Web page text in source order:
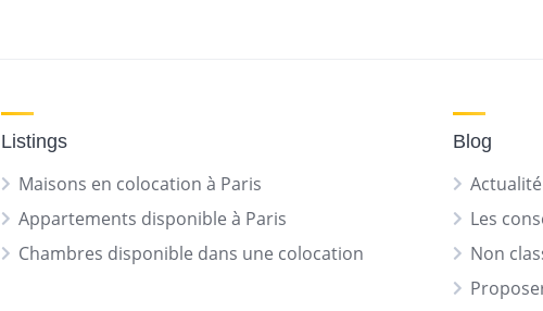
Listings
Maisons en colocation à Paris
Appartements disponible à Paris
Chambres disponible dans une colocation
Blog
Les
Non